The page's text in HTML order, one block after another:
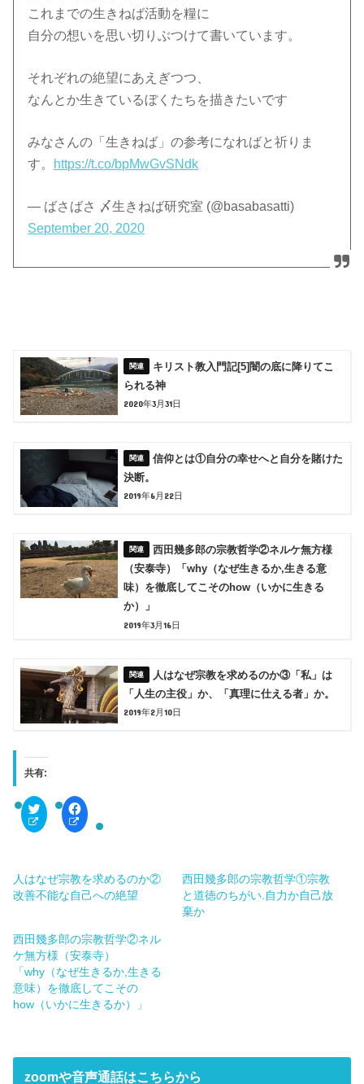
これまでの生きねば活動を糧に
自分の想いを思い切りぶつけて書いています。
それぞれの絶望にあえぎつつ、
なんとか生きているぼくたちを描きたいです
みなさんの「生きねば」の参考になればと祈りま
す。
https://t.co/bpMwGvSNdk
— ばさばさ 〆生きねば研究室 (@basabasatti)
September 20, 2020
キリスト教入門記[5]闇の底に降りてこ
られる神
2020年3月31日
信仰とは①自分の幸せへと自分を賭けた
決断。
2019年6月22日
西田幾多郎の宗教哲学②ネルケ無方様
（安泰寺）「why（なぜ生きるか,生きる意
味）を徹底してこそのhow（いかに生きる
か）」
2019年3月16日
人はなぜ宗教を求めるのか③「私」は
「人生の主役」か、「真理に仕える者」か。
2019年2月10日
共有:
ク
リ
ッ
w
i
t
r
で
共
有
(
新
し
い
ウ
で
F
a
c
k
で
共
る
に
は
ク
リ
ッ
ク
し
い
(
人はなぜ宗教を求めるのか②
改善不能な自己への絶望
西田幾多郎の宗教哲学①宗教
と道徳のちがい.自力か自己放
棄か
西田幾多郎の宗教哲学②ネル
ケ無方様（安泰寺）
「why（なぜ生きるか,生きる
意味）を徹底してこその
how（いかに生きるか）」
zoomや音声通話はこちらから